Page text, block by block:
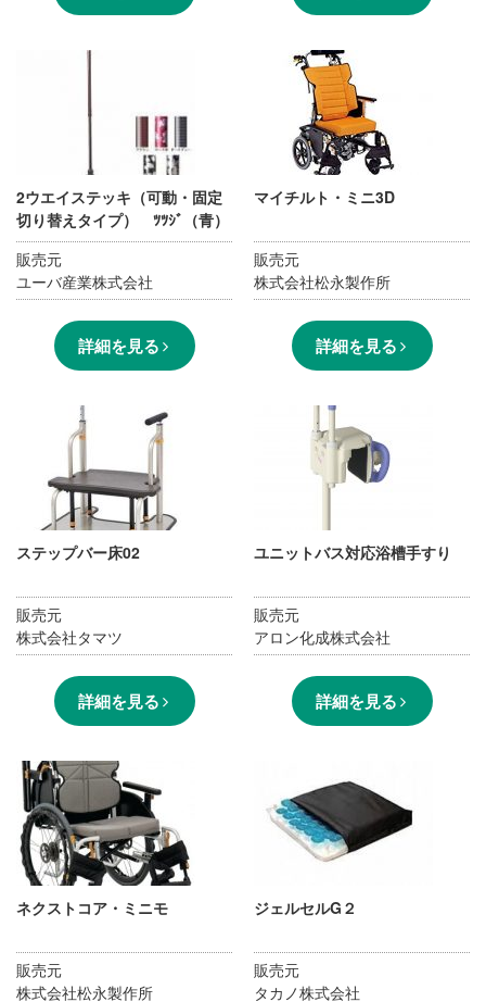
2ウエイステッキ（可動・固定
切り替えタイプ） ﾂﾂｼﾞ（青）
販売元
ユーバ産業株式会社
詳細を見る
マイチルト・ミニ3D
販売元
株式会社松永製作所
詳細を見る
ステップバー床02
販売元
株式会社タマツ
詳細を見る
ユニットバス対応浴槽手すり
販売元
アロン化成株式会社
詳細を見る
ネクストコア・ミニモ
販売元
株式会社松永製作所
ジェルセルG２
販売元
タカノ株式会社